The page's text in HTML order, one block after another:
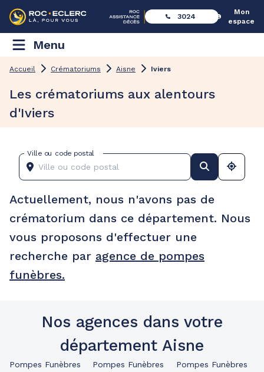
3024
Mon
espace
Menu
Accueil Crématoriums Aisne Iviers
Les crématoriums aux alentours
d'Iviers
Ville ou code postal
Actuellement, nous n'avons pas de
crématorium dans ce département. Nous
vous proposons d'effectuer une
recherche par agence de pompes
funèbres.
Nos agences dans votre
département Aisne
Pompes Funèbres
Pompes Funèbres
Pompes Funèbres